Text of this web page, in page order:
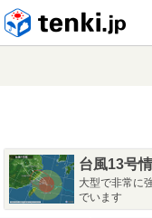
台風13号
大型で非常に
でいます